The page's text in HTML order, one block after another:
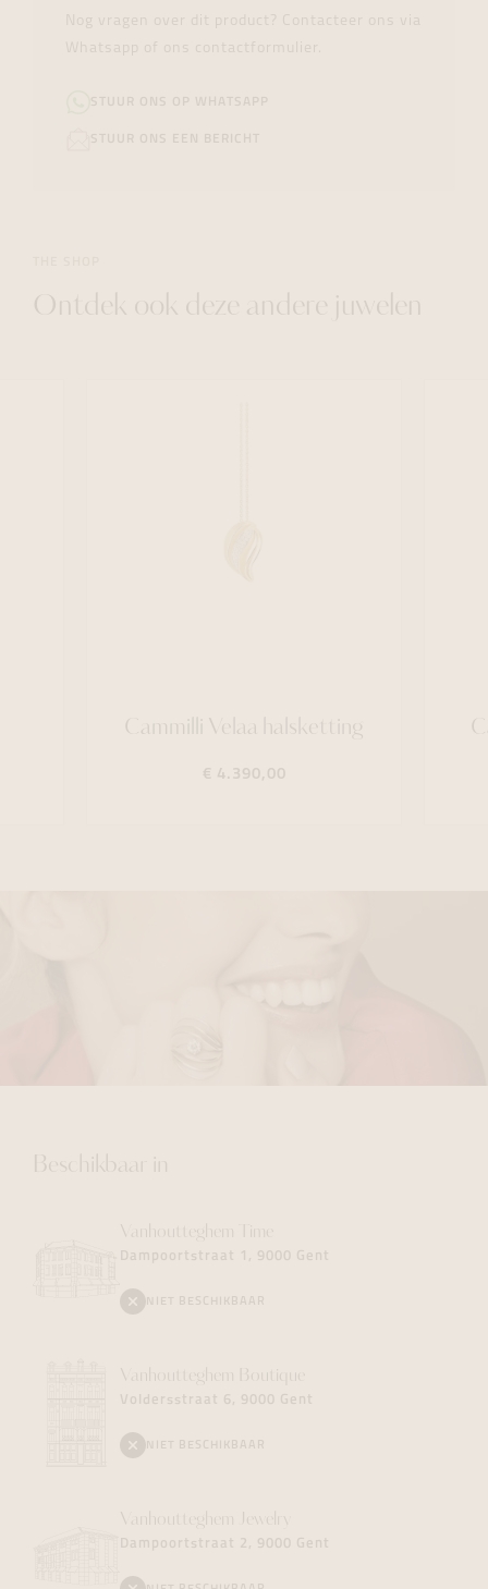
Ontdek ook deze andere juwelen
Cammilli Velaa halsketting
€ 4.390,00
Beschikbaar in
Vanhoutteghem Time
Dampoortstraat 1, 9000 Gent
NIET BESCHIKBAAR
Vanhoutteghem Boutique
Voldersstraat 6, 9000 Gent
NIET BESCHIKBAAR
Vanhoutteghem Jewelry
Dampoortstraat 2, 9000 Gent